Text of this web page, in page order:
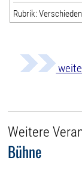
Rubrik:
Weitere
Bühne